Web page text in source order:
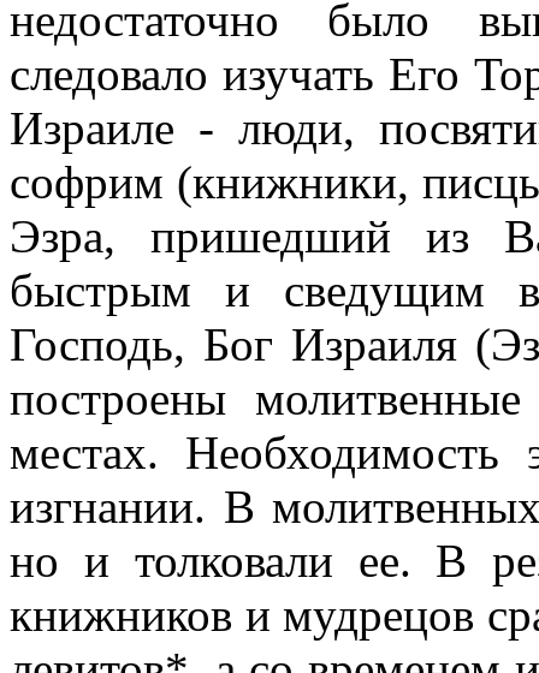
недостаточно было
следовало изучать Его
Израиле - люди,
софрим (книжники,
Эзра, пришедший из
быстрым и сведущим
Господь, Бог Израиля
построены
местах. Необходимость
изгнании. В
но и толковали ее. В
книжников и мудрецов